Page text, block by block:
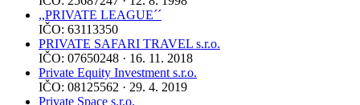
,,PRIVATE LEAGUE´´
IČO: 63113350
PRIVATE SAFARI TRAVEL s.r.o.
IČO: 07650248 · 16. 11. 2018
Private Equity Investment s.r.o.
IČO: 08125562 · 29. 4. 2019
Private Space s.r.o.